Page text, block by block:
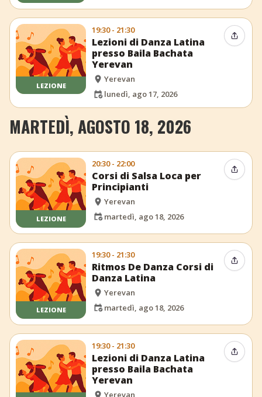
LEZIONE
19:30 - 21:30
Lezioni di Danza Latina
presso Baila Bachata
Yerevan
Yerevan
lunedì, ago 17, 2026
MARTEDÌ, AGOSTO 18, 2026
LEZIONE
20:30 - 22:00
Corsi di Salsa Loca per
Principianti
Yerevan
martedì, ago 18, 2026
LEZIONE
19:30 - 21:30
Ritmos De Danza Corsi di
Danza Latina
Yerevan
martedì, ago 18, 2026
19:30 - 21:30
Lezioni di Danza Latina
presso Baila Bachata
Yerevan
Yerevan